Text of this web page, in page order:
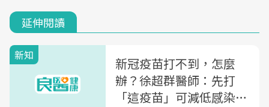
延伸閱讀
新知
新冠疫苗打不到，怎麼
辦？徐超群醫師：先打
「這疫苗」可減低感染併